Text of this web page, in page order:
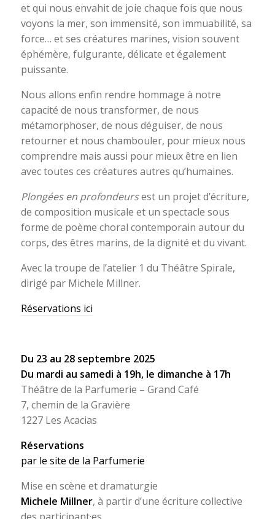
et qui nous envahit de joie chaque fois que nous
voyons la mer, son immensité, son immuabilité, sa
force… et ses créatures marines, vision souvent
éphémère, fulgurante, délicate et également
puissante.
Nous allons enfin rendre hommage à notre
capacité de nous transformer, de nous
métamorphoser, de nous déguiser, de nous
retourner et nous chambouler, pour mieux nous
comprendre mais aussi pour mieux être en lien
avec toutes ces créatures autres qu’humaines.
Plongées en profondeursest un projet d’écriture,
de composition musicale et un spectacle sous
forme de poème choral contemporain autour du
corps, des êtres marins, de la dignité et du vivant.
Avec la troupe de l’atelier 1 du Théâtre Spirale,
dirigé par Michele Millner.
Réservations ici
Du 23 au 28 septembre 2025
Du mardi au samedi à 19h, le dimanche à 17h
Théâtre de la Parfumerie – Grand Café
7, chemin de la Gravière
1227 Les Acacias
Réservations
par le site de la Parfumerie
Mise en scène et dramaturgie
Michele Millner, à partir d’une écriture collective